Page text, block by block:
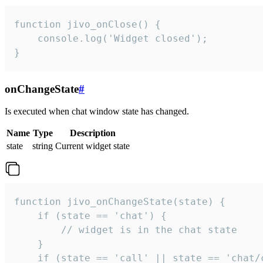
function jivo_onClose() {
    console.log('Widget closed');
}
onChangeState#
Is executed when chat window state has changed.
Name Type
Description
state
string Current widget state
function jivo_onChangeState(state) {
    if (state == 'chat') {
        // widget is in the chat state
    }
if (state == 'call' || state == 'chat/